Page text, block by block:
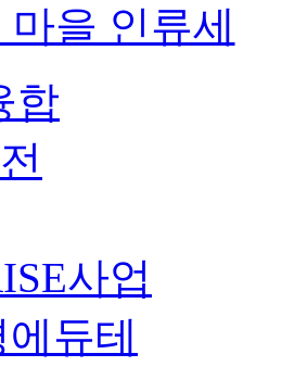
마을 인류세